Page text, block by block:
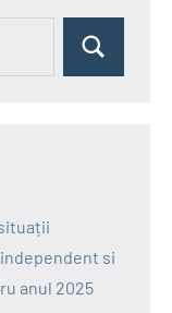
Search
si
anul 2025